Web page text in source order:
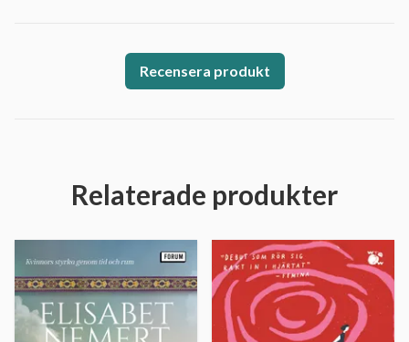
Recensera produkt
Relaterade produkter